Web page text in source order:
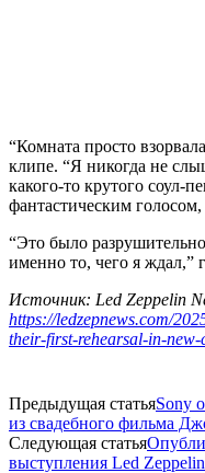
“Комната просто
клипе. “Я никогда не
какого-то крутого соул-
фантастическим
“Это было
именно то, чего я ждал,”
Источник: Led Zeppelin
https://ledzepnews.com/
their-first-rehearsal-in-
Предыдущая статьяSony
из свадебного фильма
Следующая статья
выступления Led